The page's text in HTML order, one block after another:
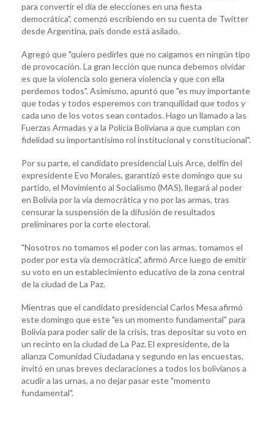
para convertir el día de elecciones en una fiesta
democrática", comenzó escribiendo en su cuenta de Twitter
desde Argentina, país donde está asilado.
Agregó que "quiero pedirles que no caigamos en ningún tipo
de provocación. La gran lección que nunca debemos olvidar
es que la violencia solo genera violencia y que con ella
perdemos todos". Asimismo, apuntó que "es muy importante
que todas y todos esperemos con tranquilidad que todos y
cada uno de los votos sean contados. Hago un llamado a las
Fuerzas Armadas y a la Policía Boliviana a que cumplan con
fidelidad su importantísimo rol institucional y constitucional".
Por su parte, el candidato presidencial Luis Arce, delfín del
expresidente Evo Morales, garantizó este domingo que su
partido, el Movimiento al Socialismo (MAS), llegará al poder
en Bolivia por la vía democrática y no por las armas, tras
censurar la suspensión de la difusión de resultados
preliminares por la corte electoral.
"Nosotros no tomamos el poder con las armas, tomamos el
poder por esta vía democrática", afirmó Arce luego de emitir
su voto en un establecimiento educativo de la zona central
de la ciudad de La Paz.
Mientras que el candidato presidencial Carlos Mesa afirmó
este domingo que este "es un momento fundamental" para
Bolivia para poder salir de la crisis, tras depositar su voto en
un recinto en la ciudad de La Paz. El expresidente, de la
alianza Comunidad Ciudadana y segundo en las encuestas,
invitó en unas breves declaraciones a todos los bolivianos a
acudir a las urnas, a no dejar pasar este "momento
fundamental".